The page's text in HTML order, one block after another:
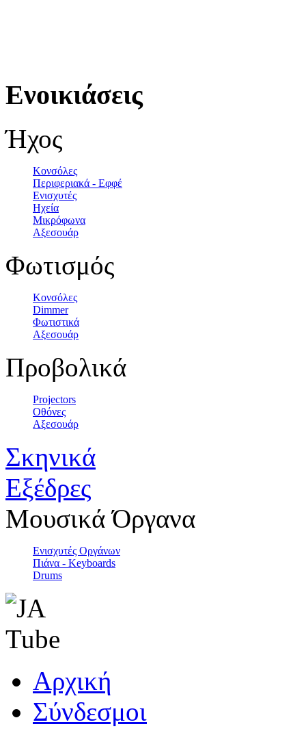
Ενοικιάσεις
Ήχος
Κονσόλες
Περιφεριακά - Εφφέ
Ενισχυτές
Ηχεία
Μικρόφωνα
Αξεσουάρ
Φωτισμός
Κονσόλες
Dimmer
Φωτιστικά
Αξεσουάρ
Προβολικά
Projectors
Οθόνες
Αξεσουάρ
Σκηνικά
Εξέδρες
Μουσικά Όργανα
Ενισχυτές Οργάνων
Πιάνα - Keyboards
Drums
Αρχική
Σύνδεσμοι